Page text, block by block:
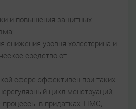
и повышения защитных
снижения уровня холестерина и
средство от
сфере эффективен при таких
цикл менструаций,
процессы в придатках, ПМС,